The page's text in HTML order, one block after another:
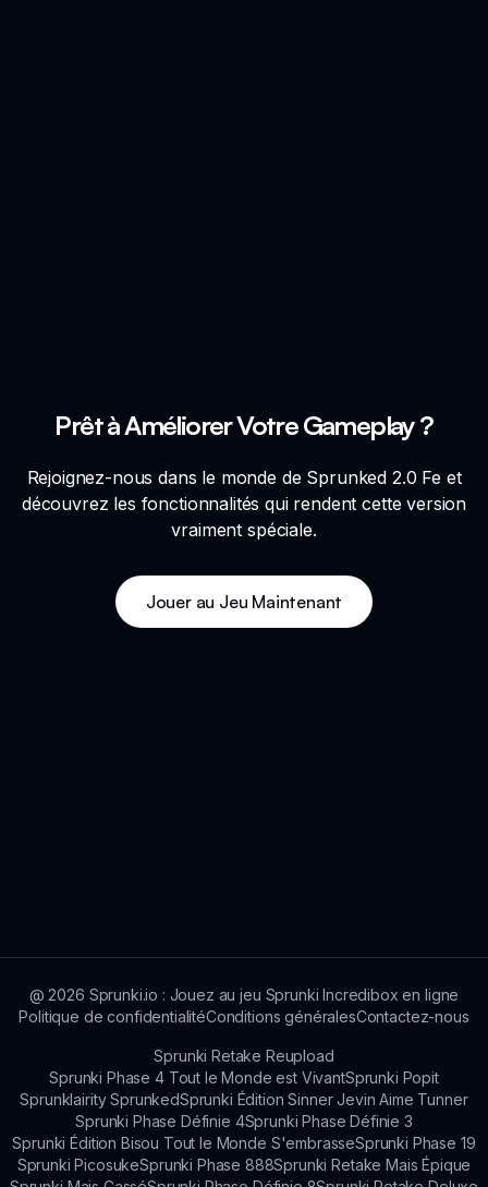
Prêt à Améliorer Votre Gameplay ?
Rejoignez-nous dans le monde de Sprunked 2.0 Fe et
découvrez les fonctionnalités qui rendent cette version
vraiment spéciale.
Jouer au Jeu Maintenant
@ 2026 Sprunki.io : Jouez au jeu Sprunki Incredibox en ligne
Politique de confidentialitéConditions généralesContactez-nous
Sprunki Retake Reupload
Sprunki Phase 4 Tout le Monde est VivantSprunki Popit
Sprunklairity SprunkedSprunki Édition Sinner Jevin Aime Tunner
Sprunki Phase Définie 4Sprunki Phase Définie 3
Sprunki Édition Bisou Tout le Monde S'embrasseSprunki Phase 19
Sprunki PicosukeSprunki Phase 888Sprunki Retake Mais Épique